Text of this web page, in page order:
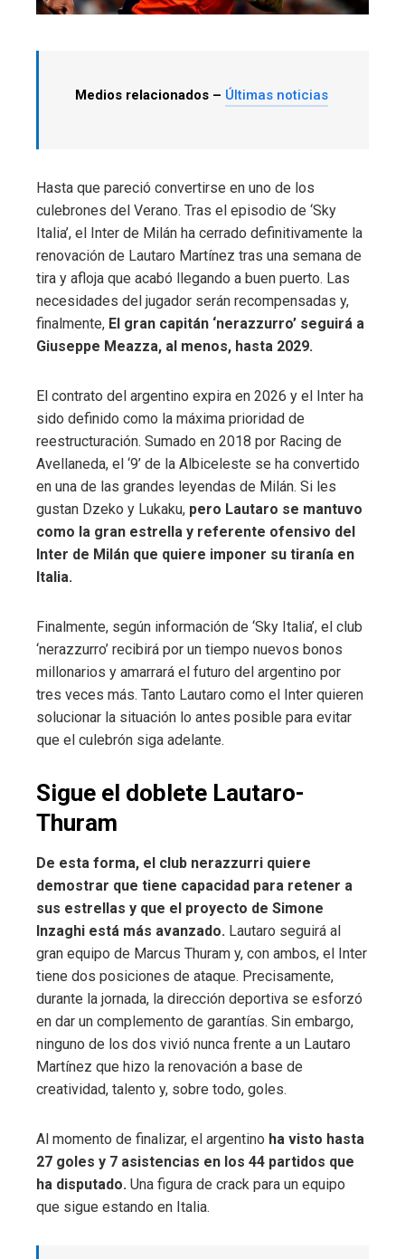
Medios relacionados – Últimas noticias
Hasta que pareció convertirse en uno de los
culebrones del Verano. Tras el episodio de ‘Sky
Italia’, el Inter de Milán ha cerrado definitivamente la
renovación de Lautaro Martínez tras una semana de
tira y afloja que acabó llegando a buen puerto. Las
necesidades del jugador serán recompensadas y,
finalmente, El gran capitán ‘nerazzurro’ seguirá a
Giuseppe Meazza, al menos, hasta 2029.
El contrato del argentino expira en 2026 y el Inter ha
sido definido como la máxima prioridad de
reestructuración. Sumado en 2018 por Racing de
Avellaneda, el ‘9’ de la Albiceleste se ha convertido
en una de las grandes leyendas de Milán. Si les
gustan Dzeko y Lukaku, pero Lautaro se mantuvo
como la gran estrella y referente ofensivo del
Inter de Milán que quiere imponer su tiranía en
Italia.
Finalmente, según información de ‘Sky Italia’, el club
‘nerazzurro’ recibirá por un tiempo nuevos bonos
millonarios y amarrará el futuro del argentino por
tres veces más. Tanto Lautaro como el Inter quieren
solucionar la situación lo antes posible para evitar
que el culebrón siga adelante.
Sigue el doblete Lautaro-
Thuram
De esta forma, el club nerazzurri quiere
demostrar que tiene capacidad para retener a
sus estrellas y que el proyecto de Simone
Inzaghi está más avanzado. Lautaro seguirá al
gran equipo de Marcus Thuram y, con ambos, el Inter
tiene dos posiciones de ataque. Precisamente,
durante la jornada, la dirección deportiva se esforzó
en dar un complemento de garantías. Sin embargo,
ninguno de los dos vivió nunca frente a un Lautaro
Martínez que hizo la renovación a base de
creatividad, talento y, sobre todo, goles.
Al momento de finalizar, el argentino ha visto hasta
27 goles y 7 asistencias en los 44 partidos que
ha disputado. Una figura de crack para un equipo
que sigue estando en Italia.